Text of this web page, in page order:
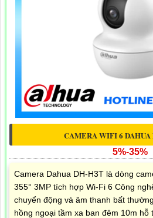
CAMERA WIFI 6
5%-35%
Camera Dahua DH-H3T là dòng
355° 3MP tích hợp Wi-Fi 6 Công
chuyển động và âm thanh bất
hồng ngoại tầm xa ban đêm 10m hỗ